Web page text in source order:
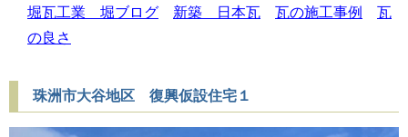
堀瓦工業 堀ブログ 新築 日本瓦 瓦の施工事例
瓦
の良さ
珠洲市大谷地区 復興仮設住宅１